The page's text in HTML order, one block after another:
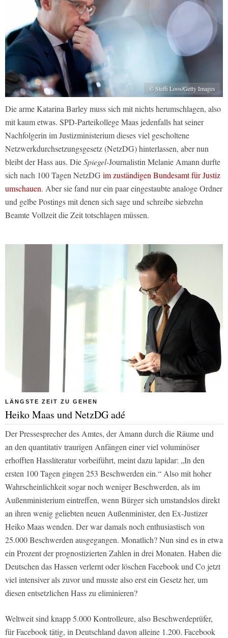
© Steffi Loos/Getty Images
Die arme Katarina Barley muss sich mit nichts herumschlagen, also
mit kaum etwas. SPD-Parteikollege Maas jedenfalls hat seiner
Nachfolgerin im Justizministerium dieses viel gescholtene
Netzwerkdurchsetzungsgesetz (NetzDG) hinterlassen, aber nun
bleibt der Hass aus. DieSpiegel-Journalistin Melanie Amann durfte
sich nach 100 Tagen NetzDG im zuständigen Bundesamt für Justiz
umschauen. Aber sie fand nur ein paar eingestaubte analoge Ordner
und gelbe Postings mit denen sich sage und schreibe siebzehn
Beamte Vollzeit die Zeit totschlagen müssen.
LÄNGSTE ZEIT ZU GEHEN
Heiko Maas und NetzDG adé
Der Pressesprecher des Amtes, der Amann durch die Räume und
an den quantitativ traurigen Anfängen einer viel voluminöser
erhofften Hassliteratur vorbeiführt, meint dazu lapidar: „In den
ersten 100 Tagen gingen 253 Beschwerden ein.“ Also mit hoher
Wahrscheinlichkeit sogar noch weniger Beschwerden, als im
Außenministerium eintreffen, wenn Bürger sich umstandslos direkt
an ihren wenig geliebten neuen Außenminister, den Ex-Justizer
Heiko Maas wenden. Der war damals noch enthusiastisch von
25.000 Beschwerden ausgegangen. Monatlich? Nun sind es in etwa
ein Prozent der prognostizierten Zahlen in drei Monaten. Haben die
Deutschen das Hassen verlernt oder löschen Facebook und Co jetzt
viel intensiver als zuvor und musste also erst ein Gesetz her, um
diesen entsetzlichen Hass zu eliminieren?
Weltweit sind knapp 5.000 Kontrolleure, also Beschwerdeprüfer,
für Facebook tätig, in Deutschland davon alleine 1.200. Facebook